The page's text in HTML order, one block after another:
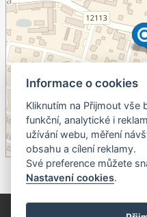
©OpenStreetMapcontributors.
© Píseckem / Kalendárium
Informace o cookies
Kliknutím na Přijmout vše
funkční, analytické i
užívání webu, měření
obsahu a cílení reklamy.
Své preference můžete
Nastavení cookies.